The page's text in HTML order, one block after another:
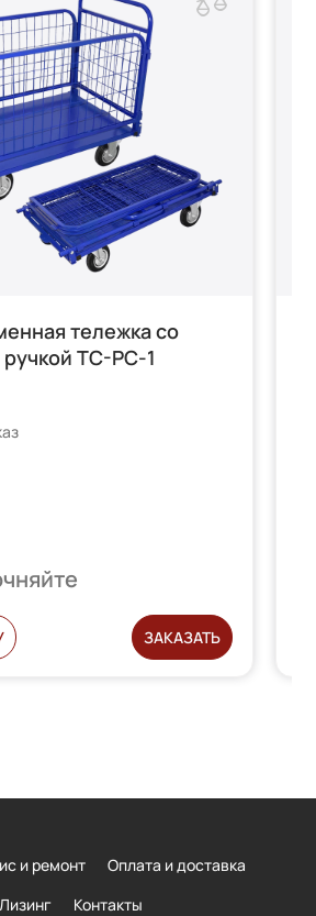
тележка со
ручкой ТС-РС-1
ЗАКАЗАТЬ
и ремонт
Оплата и доставка
Лизинг
Контакты